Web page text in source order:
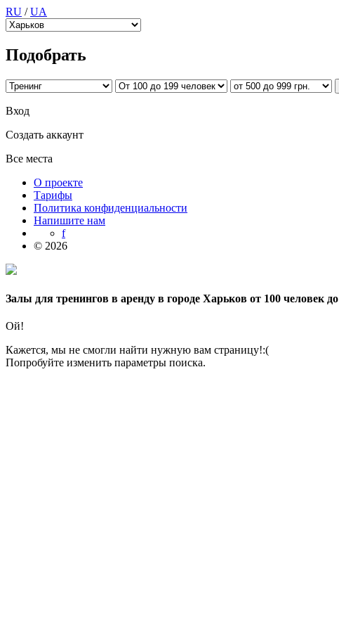
RU /UA
Подобрать
Вход
Создать аккаунт
Все места
О проекте
Тарифы
Политика конфиденциальности
Напишите нам
f
© 2026
Залы для тренингов в аренду в городе Харьков от 100 человек
Ой!
Кажется, мы не смогли найти нужную вам страницу!:(
Попробуйте изменить параметры поиска.